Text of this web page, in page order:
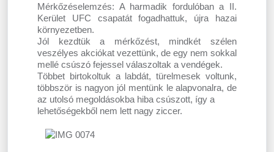
Mérkőzéselemzés: A harmadik fordulóban a II.
Kerület UFC csapatát fogadhattuk, újra hazai
környezetben.
Jól kezdtük a mérkőzést, mindkét szélen
veszélyes akciókat vezettünk, de egy nem sokkal
mellé csúszó fejessel válaszoltak a vendégek.
Többet birtokoltuk a labdát, türelmesek voltunk,
többször is nagyon jól mentünk le alapvonalra, de
az utolsó megoldásokba hiba csúszott, így a
lehetőségekből nem lett nagy ziccer.